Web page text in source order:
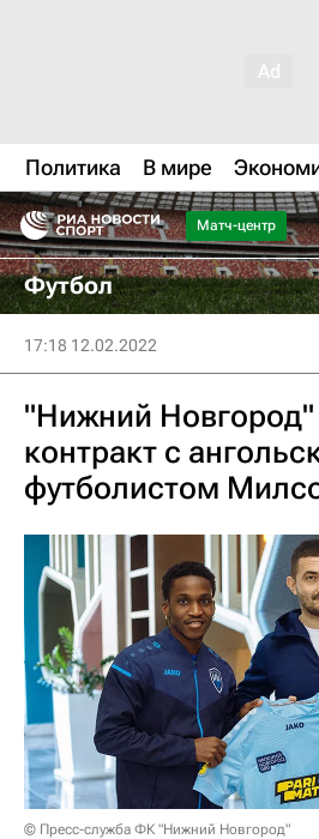
Политика В мире
Матч-центр
Футбол
17:18 12.02.2022
"Нижний Новгород"
контракт с
футболистом
© Пресс-служба ФК "Нижний Новгород"